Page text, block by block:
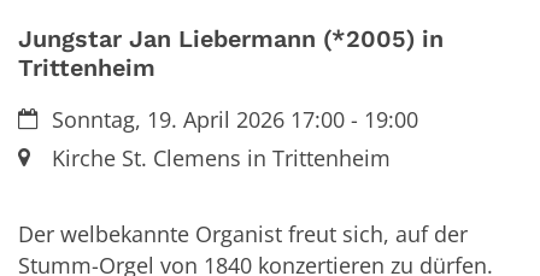
Jungstar Jan Liebermann (*2005) in
Trittenheim
Datum:Sonntag, 19. April 2026 17:00 - 19:00
Ort:Kirche St. Clemens in Trittenheim
Der welbekannte Organist freut sich, auf der
Stumm-Orgel von 1840 konzertieren zu dürfen.